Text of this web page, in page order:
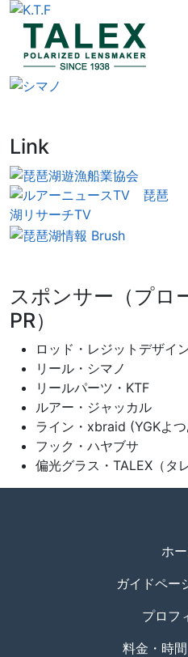
Link
スポンサー（プロ
PR）
ロッド・レジットデザイ
リール・シマノ
リールパーツ・KTF
ルアー・ジャッカル
ライン・xbraid (YGKよつ
フック・ハヤブサ
偏光グラス・TALEX（タ
ホ
ガイドペー
プロフ
料金・時